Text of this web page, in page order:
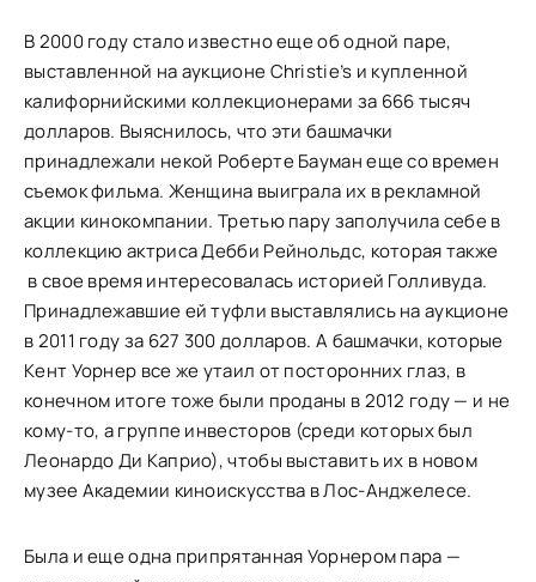
В 2000 году стало известно еще об одной паре,
выставленной на аукционе Christie’s и купленной
калифорнийскими коллекционерами за 666 тысяч
долларов. Выяснилось, что эти башмачки
принадлежали некой Роберте Бауман еще со времен
съемок фильма. Женщина выиграла их в рекламной
акции кинокомпании. Третью пару заполучила себе в
коллекцию актриса Дебби Рейнольдс, которая также
в свое время интересовалась историей Голливуда.
Принадлежавшие ей туфли выставлялись на аукционе
в 2011 году за 627 300 долларов. А башмачки, которые
Кент Уорнер все же утаил от посторонних глаз, в
конечном итоге тоже были проданы в 2012 году — и не
кому-то, а группе инвесторов (среди которых был
Леонардо Ди Каприо), чтобы выставить их в новом
музее Академии киноискусства в Лос-Анджелесе.
Была и еще одна припрятанная Уорнером пара —